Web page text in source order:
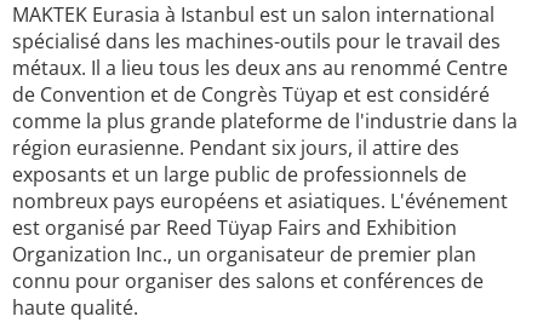
MAKTEK Eurasia à Istanbul est un salon international
spécialisé dans les machines-outils pour le travail des
métaux. Il a lieu tous les deux ans au renommé Centre
de Convention et de Congrès Tüyap et est considéré
comme la plus grande plateforme de l'industrie dans la
région eurasienne. Pendant six jours, il attire des
exposants et un large public de professionnels de
nombreux pays européens et asiatiques. L'événement
est organisé par Reed Tüyap Fairs and Exhibition
Organization Inc., un organisateur de premier plan
connu pour organiser des salons et conférences de
haute qualité.